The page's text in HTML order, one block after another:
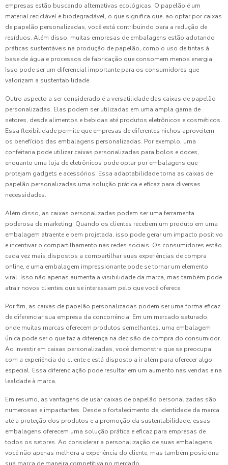
empresas estão buscando alternativas ecológicas. O papelão é um
material reciclável e biodegradável, o que significa que, ao optar por caixas
de papelão personalizadas, você está contribuindo para a redução de
resíduos. Além disso, muitas empresas de embalagens estão adotando
práticas sustentáveis na produção de papelão, como o uso de tintas à
base de água e processos de fabricação que consomem menos energia.
Isso pode ser um diferencial importante para os consumidores que
valorizam a sustentabilidade.
Outro aspecto a ser considerado é a versatilidade das caixas de papelão
personalizadas. Elas podem ser utilizadas em uma ampla gama de
setores, desde alimentos e bebidas até produtos eletrônicos e cosméticos.
Essa flexibilidade permite que empresas de diferentes nichos aproveitem
os benefícios das embalagens personalizadas. Por exemplo, uma
confeitaria pode utilizar caixas personalizadas para bolos e doces,
enquanto uma loja de eletrônicos pode optar por embalagens que
protejam gadgets e acessórios. Essa adaptabilidade torna as caixas de
papelão personalizadas uma solução prática e eficaz para diversas
necessidades.
Além disso, as caixas personalizadas podem ser uma ferramenta
poderosa de marketing. Quando os clientes recebem um produto em uma
embalagem atraente e bem projetada, isso pode gerar um impacto positivo
e incentivar o compartilhamento nas redes sociais. Os consumidores estão
cada vez mais dispostos a compartilhar suas experiências de compra
online, e uma embalagem impressionante pode se tornar um elemento
viral. Isso não apenas aumenta a visibilidade da marca, mas também pode
atrair novos clientes que se interessam pelo que você oferece.
Por fim, as caixas de papelão personalizadas podem ser uma forma eficaz
de diferenciar sua empresa da concorrência. Em um mercado saturado,
onde muitas marcas oferecem produtos semelhantes, uma embalagem
única pode ser o que faz a diferença na decisão de compra do consumidor.
Ao investir em caixas personalizadas, você demonstra que se preocupa
com a experiência do cliente e está disposto a ir além para oferecer algo
especial. Essa diferenciação pode resultar em um aumento nas vendas e na
lealdade à marca.
Em resumo, as vantagens de usar caixas de papelão personalizadas são
numerosas e impactantes. Desde o fortalecimento da identidade da marca
até a proteção dos produtos e a promoção da sustentabilidade, essas
embalagens oferecem uma solução prática e eficaz para empresas de
todos os setores. Ao considerar a personalização de suas embalagens,
você não apenas melhora a experiência do cliente, mas também posiciona